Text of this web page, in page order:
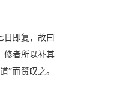
日即复，故曰
修者所以补其
”而赞叹之。